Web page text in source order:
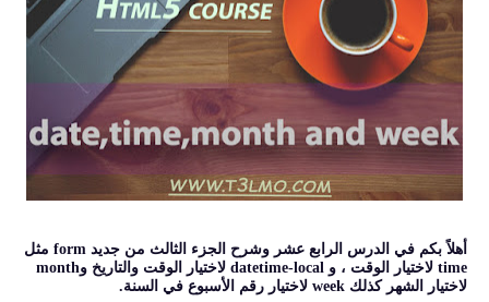
أهلاً بكم في الدرس الرابع عشر وشرح الجزء الثالث من جديد form مثل
time لاختيار الوقت ، و datetime-local لاختيار الوقت والتاريخ وmonth
لاختيار الشهر كذلك week لاختيار رقم الأسبوع في السنة.